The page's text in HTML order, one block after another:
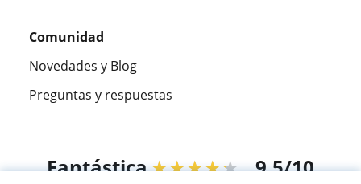
Comunidad
Novedades y Blog
Preguntas y respuestas
Fantástica★★★★★ 9,5/10